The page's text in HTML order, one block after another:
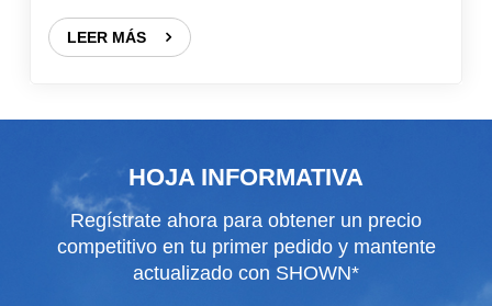
nuestra principal defensa contra un mundo
caótico y empapado por la lluvia. Así...
LEER MÁS
HOJA INFORMATIVA
Regístrate ahora para obtener un precio
competitivo en tu primer pedido y mantente
actualizado con SHOWN*